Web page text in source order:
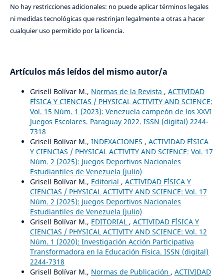
No hay restricciones adicionales: no puede aplicar términos legales
ni medidas tecnológicas que restrinjan legalmente a otras a hacer
cualquier uso permitido por la licencia.
Artículos más leídos del mismo autor/a
Grisell Bolívar M., Normas de la Revista , ACTIVIDAD
FÍSICA Y CIENCIAS / PHYSICAL ACTIVITY AND SCIENCE:
Vol. 15 Núm. 1 (2023): Venezuela campeón de los XXVI
Juegos Escolares. Paraguay 2022. ISSN (digital) 2244-
7318
Grisell Bolívar M., INDEXACIONES , ACTIVIDAD FÍSICA
Y CIENCIAS / PHYSICAL ACTIVITY AND SCIENCE: Vol. 17
Núm. 2 (2025): Juegos Deportivos Nacionales
Estudiantiles de Venezuela (julio)
Grisell Bolívar M., Editorial , ACTIVIDAD FÍSICA Y
CIENCIAS / PHYSICAL ACTIVITY AND SCIENCE: Vol. 17
Núm. 2 (2025): Juegos Deportivos Nacionales
Estudiantiles de Venezuela (julio)
Grisell Bolívar M., EDITORIAL , ACTIVIDAD FÍSICA Y
CIENCIAS / PHYSICAL ACTIVITY AND SCIENCE: Vol. 12
Núm. 1 (2020): Investigación Acción Participativa
Transformadora en la Educación Física. ISSN (digital)
2244-7318
Grisell Bolívar M., Normas de Publicación , ACTIVIDAD